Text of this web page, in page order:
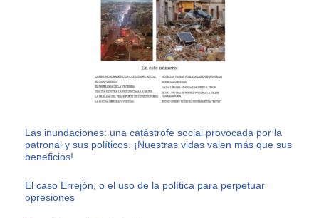
Las inundaciones: una catástrofe social provocada por la
patronal y sus políticos. ¡Nuestras vidas valen más que sus
beneficios!
El caso Errejón, o el uso de la política para perpetuar
opresiones